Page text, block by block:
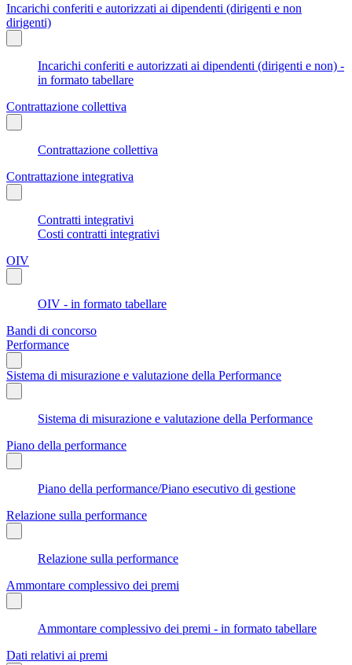
Incarichi conferiti e autorizzati ai dipendenti (dirigenti e non
dirigenti)
Incarichi conferiti e autorizzati ai dipendenti (dirigenti e non) -
in formato tabellare
Contrattazione collettiva
Contrattazione collettiva
Contrattazione integrativa
Contratti integrativi
Costi contratti integrativi
OIV
OIV - in formato tabellare
Bandi di concorso
Performance
Sistema di misurazione e valutazione della Performance
Sistema di misurazione e valutazione della Performance
Piano della performance
Piano della performance/Piano esecutivo di gestione
Relazione sulla performance
Relazione sulla performance
Ammontare complessivo dei premi
Ammontare complessivo dei premi - in formato tabellare
Dati relativi ai premi